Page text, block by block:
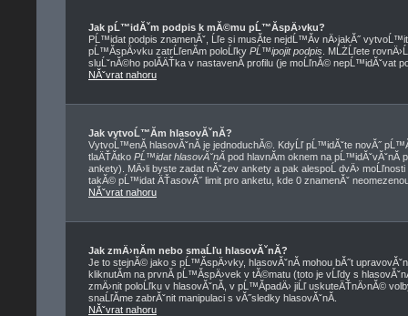
Jak pĹ™idĂˇm podpis k mĂ©mu pĹ™Ă­spÄ›vku?
PĹ™idat podpis znamenĂˇ, Ĺľe si musĂ­te nejdĹ™Ă­v nÄ›jakĂ˝
pĹ™Ă­spÄ›vku zatrĹľenĂ­m poloĹľky PĹ™ipojit podpis . MĹŻĹľete
sluĹˇnĂ©ho polĂ­ÄŤka v nastavenĂ­ profilu (je moĹľnĂ© nepĹ™idĂˇvat
NĂˇvrat nahoru
Jak vytvoĹ™Ă­m hlasovĂˇnĂ­?
VytvoĹ™enĂ­ hlasovĂˇnĂ­ je jednoduchĂ©. KdyĹľ pĹ™idĂˇte novĂ˝
tlaÄŤĂ­tko PĹ™idat hlasovĂˇnĂ­ pod hlavnĂ­m oknem na pĹ™idĂˇvĂˇnĂ­
ankety). MÄ›li byste zadat nĂˇzev ankety a pak alespoĹ dvÄ›
takĂ© pĹ™idat ÄŤasovĂ˝ limit pro anketu, kde 0 znamenĂˇ
NĂˇvrat nahoru
Jak zmÄ›nĂ­m nebo smaĹľu hlasovĂˇnĂ­?
Je to stejnĂ© jako s pĹ™Ă­spÄ›vky, hlasovĂˇnĂ­ mohou bĂ˝t
kliknutĂ­m na prvnĂ­ pĹ™Ă­spÄ›vek v tĂ©matu (toto je vĹľdy s
zmÄ›nit poloĹľku v hlasovĂˇnĂ­, v pĹ™Ă­padÄ› jiĹľ uskuteÄŤnÄ›nĂ©
snaĹľĂ­me zabrĂˇnit manipulaci s vĂ˝sledky hlasovĂˇnĂ­.
NĂˇvrat nahoru